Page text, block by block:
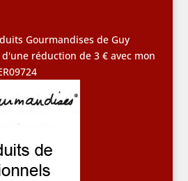
Gourmandises de Guy
réduction de 3 € avec mon